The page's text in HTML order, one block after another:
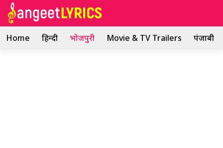
Skip
Home हिन्दी भोजपुरी Movie & TV Trailers पंजाबी